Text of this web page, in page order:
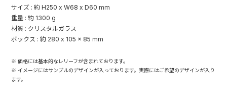
サイズ : 約 H250 x W68 x D60 mm
重量 : 約 1300 g
材質 : クリスタルガラス
ボックス : 約 280 x 105 x 85 mm
※ 価格には基本的なレリーフが含まれております。
※ イメージにはサンプルのデザインが入っております。実際にはご希望のデザインが入り
ます。